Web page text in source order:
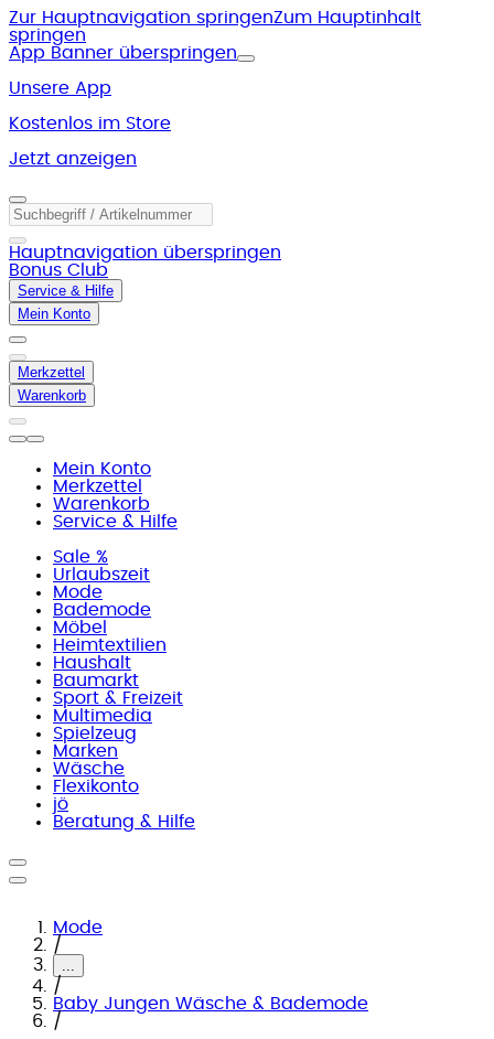
Zur Hauptnavigation springenZum Hauptinhalt
springen
App Banner überspringen
Unsere App
Kostenlos im Store
Jetzt anzeigen
Hauptnavigation überspringen
Bonus Club
Service & Hilfe
Mein Konto
Merkzettel
Warenkorb
Mein Konto
Merkzettel
Warenkorb
Service & Hilfe
Sale %
Urlaubszeit
Mode
Bademode
Möbel
Heimtextilien
Haushalt
Baumarkt
Sport & Freizeit
Multimedia
Spielzeug
Marken
Wäsche
Flexikonto
jö
Beratung & Hilfe
Mode
/
...
/
Baby Jungen Wäsche & Bademode
/